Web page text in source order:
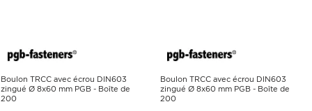
Boulon TRCC avec écrou DIN603
zingué Ø 8x60 mm PGB - Boîte de
200
Boulon TRCC avec écrou DIN603
zingué Ø 8x60 mm PGB - Boîte de
200